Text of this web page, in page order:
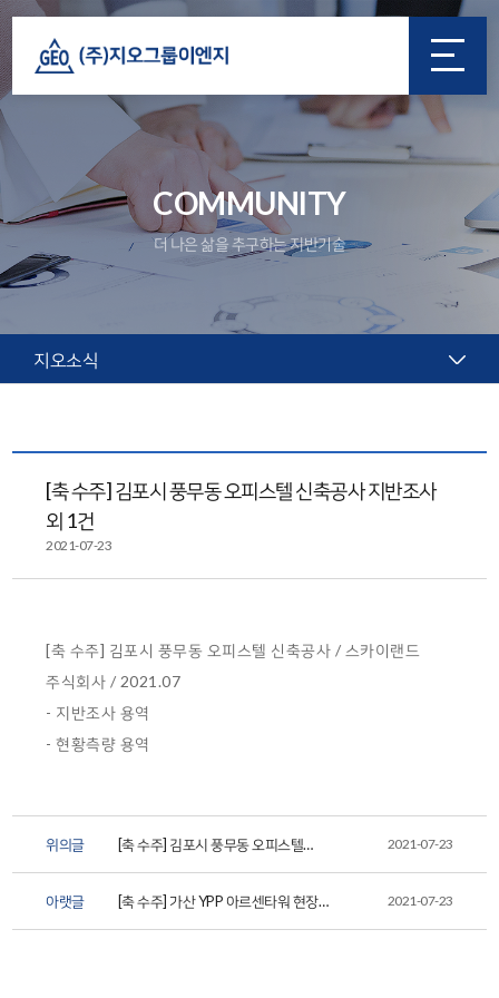
COMMUNITY
더 나은 삶을 추구하는 지반기술
지오소식
[축 수주] 김포시 풍무동 오피스텔 신축공사 지반조사
외 1건
2021-07-23
[축 수주] 김포시 풍무동 오피스텔 신축공사 / 스카이랜드
주식회사 / 2021.07
- 지반조사 용역
- 현황측량 용역
위의글
[축 수주] 김포시 풍무동 오피스텔
신축공사 지하안전영향평
2021-07-23
아랫글
[축 수주] 가산 YPP 아르센타워 현장
기초지반 검토 및 기술지...
2021-07-23